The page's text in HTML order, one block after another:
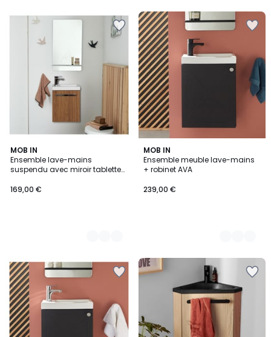
MOB IN
Ensemble lave-mains
suspendu avec miroir tablette
169,00 €
2
Couleurs
MOB IN
Ensemble meuble lave-mains
+ robinet AVA
239,00 €
2
Couleurs